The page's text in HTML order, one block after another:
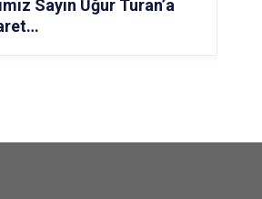
Sayın Uğur Turan’a